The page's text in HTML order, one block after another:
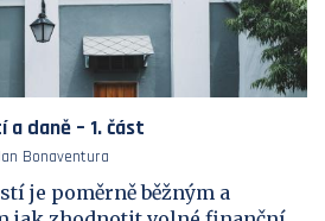
daně – 1. část
Bonaventura
je poměrně běžným a